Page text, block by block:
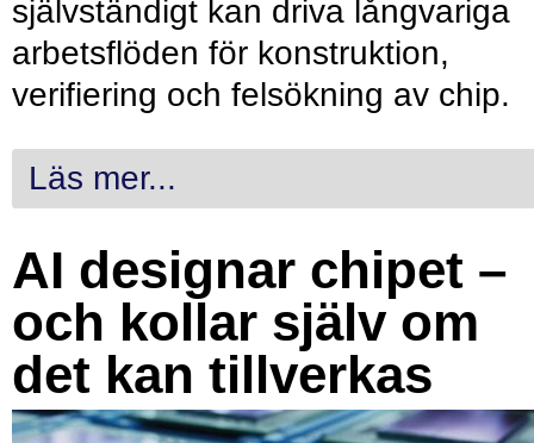
självständigt kan driva långvariga
arbetsflöden för konstruktion,
verifiering och felsökning av chip.
Läs mer...
AI designar chipet –
och kollar själv om
det kan tillverkas